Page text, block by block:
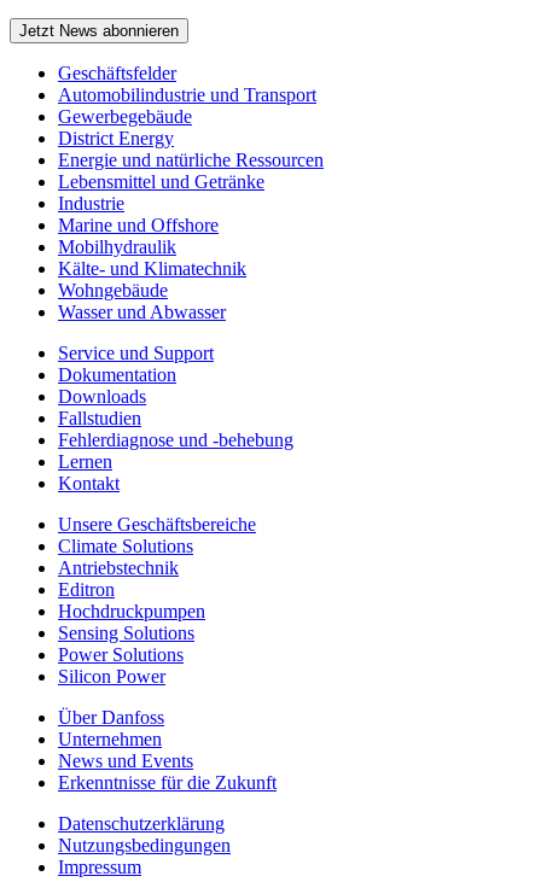
Jetzt News abonnieren
Geschäftsfelder
Automobilindustrie und Transport
Gewerbegebäude
District Energy
Energie und natürliche Ressourcen
Lebensmittel und Getränke
Industrie
Marine und Offshore
Mobilhydraulik
Kälte- und Klimatechnik
Wohngebäude
Wasser und Abwasser
Service und Support
Dokumentation
Downloads
Fallstudien
Fehlerdiagnose und -behebung
Lernen
Kontakt
Unsere Geschäftsbereiche
Climate Solutions
Antriebstechnik
Editron
Hochdruckpumpen
Sensing Solutions
Power Solutions
Silicon Power
Über Danfoss
Unternehmen
News und Events
Erkenntnisse für die Zukunft
Datenschutzerklärung
Nutzungsbedingungen
Impressum